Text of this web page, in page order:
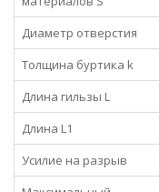
Диаметр отверстия
Толщина буртика k
Длина гильзы L
Длина L1
Усилие на разрыв